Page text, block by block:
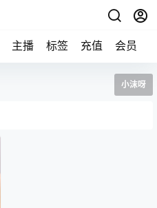
主播 标签 充值 会员
小沫呀